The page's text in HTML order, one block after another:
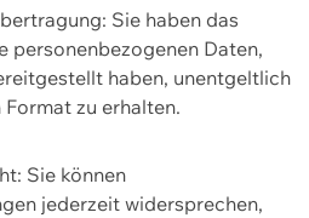
Sie haben das
personenbezogenen Daten,
haben, unentgeltlich
zu erhalten.
Sie können
jederzeit widersprechen,